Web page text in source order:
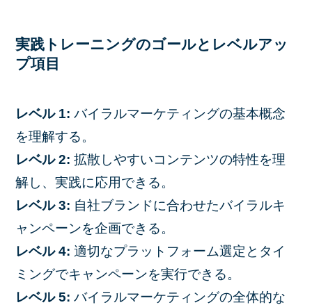
実践トレーニングのゴールとレベルアッ
プ項目
レベル 1: バイラルマーケティングの基本概念
を理解する。
レベル 2: 拡散しやすいコンテンツの特性を理
解し、実践に応用できる。
レベル 3: 自社ブランドに合わせたバイラルキ
ャンペーンを企画できる。
レベル 4: 適切なプラットフォーム選定とタイ
ミングでキャンペーンを実行できる。
レベル 5: バイラルマーケティングの全体的な